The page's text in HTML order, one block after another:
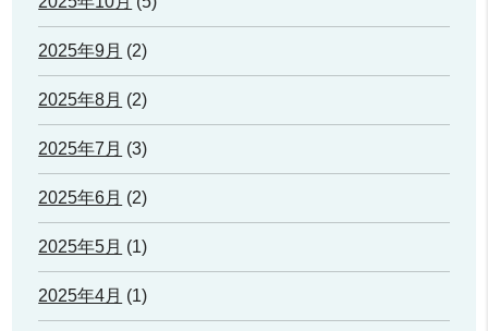
2025年9月 (2)
2025年8月 (2)
2025年7月 (3)
2025年6月 (2)
2025年5月 (1)
2025年4月 (1)